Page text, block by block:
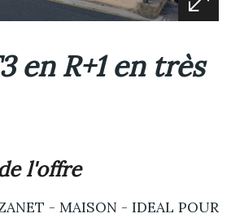
l'offre
- MAISON - IDEAL POUR